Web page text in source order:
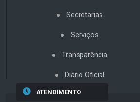
Secretarias
Serviços
Transparência
Diário Oficial
ATENDIMENTO